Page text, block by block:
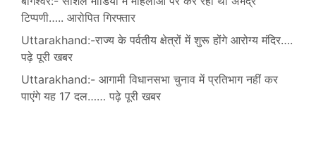
टिप्पणी….. आरोपित गिरफ्तार
Uttarakhand:-राज्य के पर्वतीय क्षेत्रों में शुरू होंगे आरोग्य मंदिर….
पढ़े पूरी खबर
Uttarakhand:- आगामी विधानसभा चुनाव में प्रतिभाग नहीं कर
पाएंगे यह 17 दल…… पढ़े पूरी खबर